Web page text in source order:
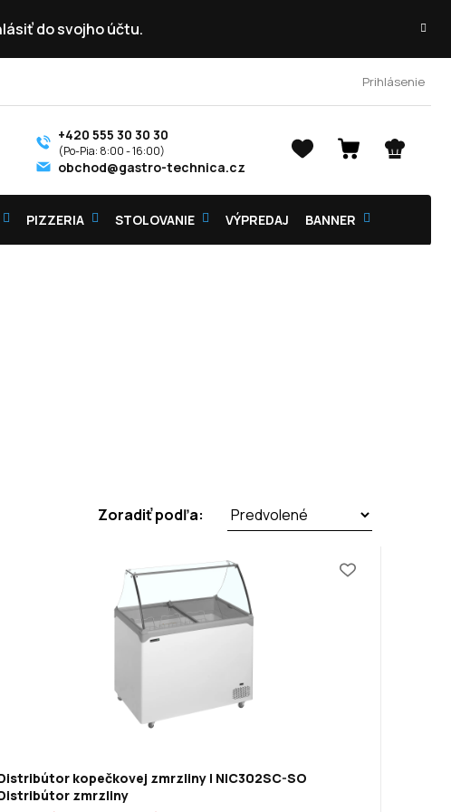
do svojho účtu.
Prihlásenie
NÁKUPNÝ
+420 555 30 30 30
obchod@gastro-technica.cz
PIZZERIA STOLOVANIE VÝPREDAJ BANNER
Zoradiť podľa:
kopečkovej zmrzliny | NIC302SC-SO
zmrzliny